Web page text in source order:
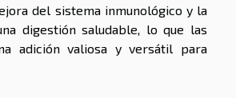
del sistema inmunológico y la
digestión saludable, lo que las
adición valiosa y versátil para